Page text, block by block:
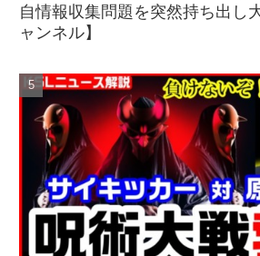
自情報収集問題を突然持ち出し
ャンネル】